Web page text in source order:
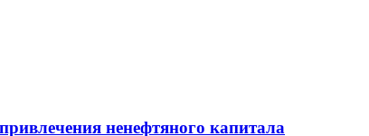
ненефтяного капитала